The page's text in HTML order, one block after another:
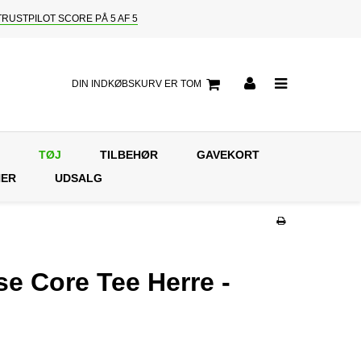
SCORE PÅ 5 AF 5
DIN INDKØBSKURV ER TOM
TØJ TILBEHØR
GAVEKORT
UDSALG
Core Tee Herre -